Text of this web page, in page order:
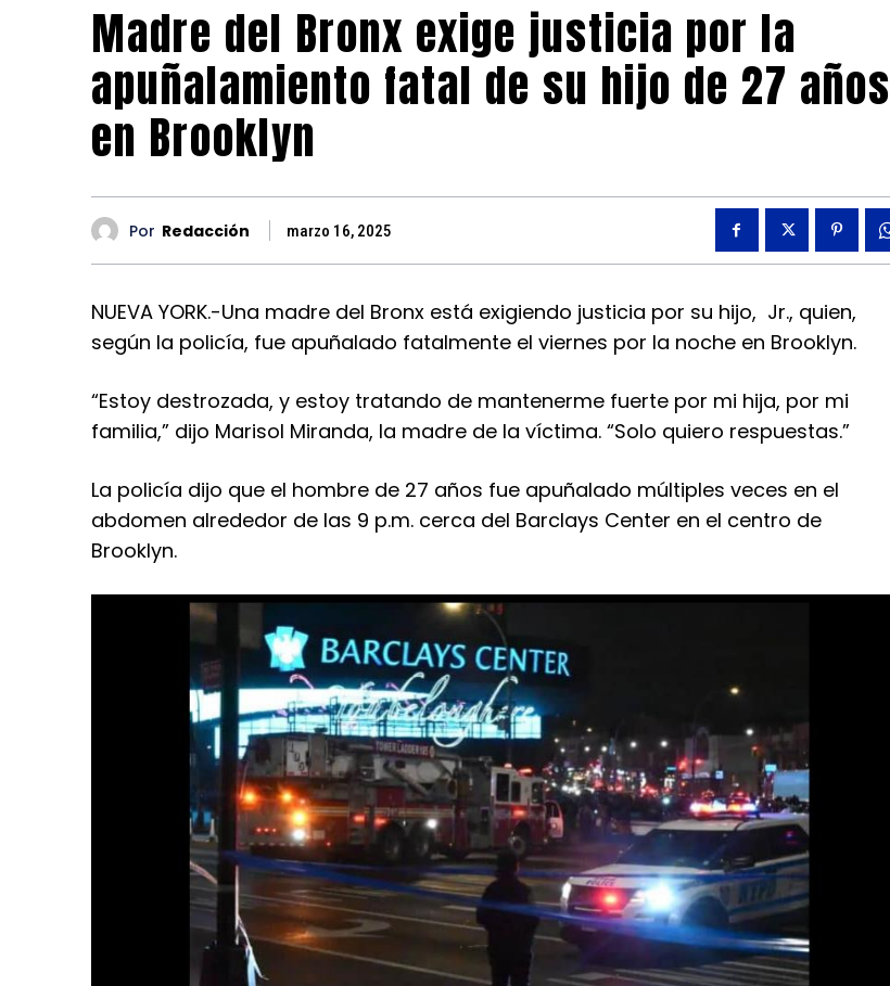
Madre del Bronx exige justicia por la
apuñalamiento fatal de su hijo de 27 años
en Brooklyn
Por Redacción marzo 16, 2025
NUEVA YORK.-Una madre del Bronx está exigiendo justicia por su hijo, Jr., quien,
según la policía, fue apuñalado fatalmente el viernes por la noche en Brooklyn.
“Estoy destrozada, y estoy tratando de mantenerme fuerte por mi hija, por mi
familia,” dijo Marisol Miranda, la madre de la víctima. “Solo quiero respuestas.”
La policía dijo que el hombre de 27 años fue apuñalado múltiples veces en el
abdomen alrededor de las 9 p.m. cerca del Barclays Center en el centro de
Brooklyn.